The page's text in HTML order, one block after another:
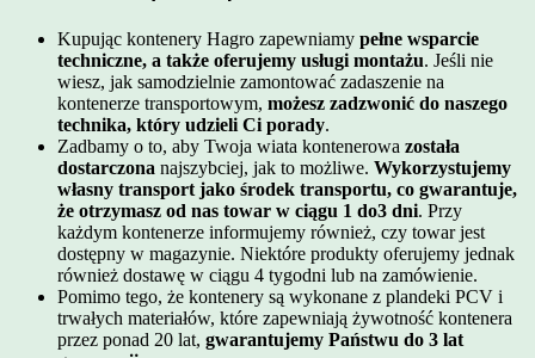
Kupując kontenery Hagro zapewniamy pełne wsparcie
techniczne, a także oferujemy usługi montażu. Jeśli nie
wiesz, jak samodzielnie zamontować zadaszenie na
kontenerze transportowym, możesz zadzwonić do naszego
technika, który udzieli Ci porady.
Zadbamy o to, aby Twoja wiata kontenerowa została
dostarczona najszybciej, jak to możliwe. Wykorzystujemy
własny transport jako środek transportu, co gwarantuje,
że otrzymasz od nas towar w ciągu 1 do3 dni. Przy
każdym kontenerze informujemy również, czy towar jest
dostępny w magazynie. Niektóre produkty oferujemy jednak
również dostawę w ciągu 4 tygodni lub na zamówienie.
Pomimo tego, że kontenery są wykonane z plandeki PCV i
trwałych materiałów, które zapewniają żywotność kontenera
przez ponad 20 lat, gwarantujemy Państwu do 3 lat